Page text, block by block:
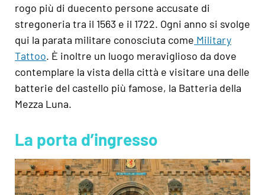
rogo più di duecento persone accusate di
stregoneria tra il 1563 e il 1722. Ogni anno si svolge
qui la parata militare conosciuta come Military
Tattoo. È inoltre un luogo meraviglioso da dove
contemplare la vista della città e visitare una delle
batterie del castello più famose, la Batteria della
Mezza Luna.
La porta d’ingresso